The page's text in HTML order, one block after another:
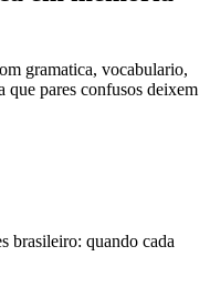
gramatica, vocabulario,
que pares confusos deixem
brasileiro: quando cada